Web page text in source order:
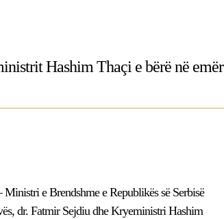
Hashim Thaçi e bërë në emër
e Brendshme e Republikës së Serbisë
dr. Fatmir Sejdiu dhe Kryeministri Hashim